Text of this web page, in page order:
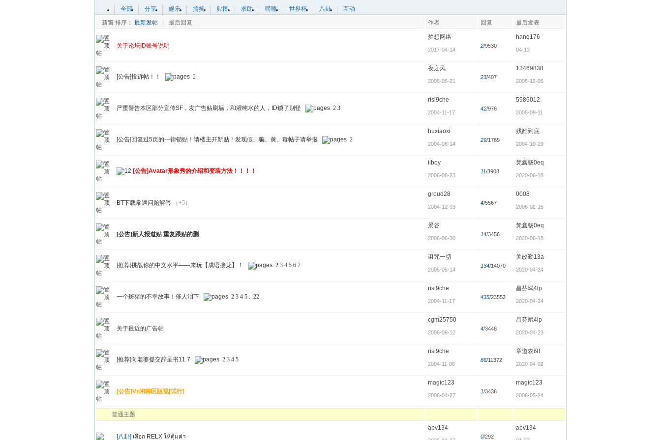
全部 分享 娱乐 搞笑 贴图 求助 唠嗑 世界杯 八卦
互动
新窗 排序： 最新发帖 最后回复 作者 回复 最后发表
关于论坛ID账号说明
梦想网络
2017-04-14
2/9530
hanq176
04-13
[公告]投诉帖！！ 2
夜之风
2005-05-21
23/407
13469838
2005-12-06
严重警告本区部分宣传SF，发广告贴刷墙，和灌纯水的人，ID锁了别怪 2 3
risi9che
2004-11-17
42/978
5986012
2005-09-11
[公告]回复过5页的一律锁贴！请楼主开新贴！发现假、骗、黄、毒帖子请举报 2
huxiaoxi
2004-08-14
29/1789
残酷到底
2004-10-29
[公告]Avatar形象秀的介绍和变装方法！！！！
iiboy
2006-08-23
11/3908
梵鑫畅0eq
2020-06-18
BT下载常遇问题解答 （+5）
groud28
2004-12-03
4/5567
0008
2006-02-15
[公告]新人报道贴 重复跟贴的删
景谷
2006-06-30
14/3456
梵鑫畅0eq
2020-06-18
[推荐]挑战你的中文水平——来玩【成语接龙】！ 2 3 4 5 6 7
诅咒一切
2005-05-14
134/14070
关改勤13a
2020-04-24
一个斑猪的不幸故事！催人泪下 2 3 4 5 .. 22
risi9che
2004-11-17
435/23552
昌芬斌4lp
2020-04-24
关于最近的广告帖
cgm25750
2006-08-12
4/3448
昌芬斌4lp
2020-04-23
[推荐]向老婆提交辞呈书11.7 2 3 4 5
risi9che
2004-11-06
86/11372
章道农i9f
2020-04-02
[公告]Vz闲聊区版规[试行]
magic123
2006-04-27
1/3436
magic123
2006-05-24
普通主题
[八卦] เลือก RELX ให้คุ้มค่า
abv134
0/292
abv134